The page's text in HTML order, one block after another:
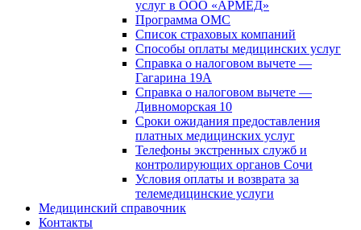
услуг в ООО «АРМЕД»
Программа ОМС
Список страховых компаний
Способы оплаты медицинских услуг
Справка о налоговом вычете —
Гагарина 19А
Справка о налоговом вычете —
Дивноморская 10
Сроки ожидания предоставления
платных медицинских услуг
Телефоны экстренных служб и
контролирующих органов Сочи
Условия оплаты и возврата за
телемедицинские услуги
Медицинский справочник
Контакты